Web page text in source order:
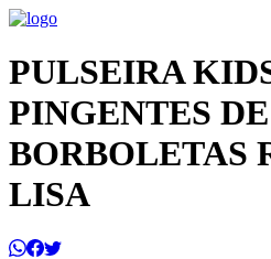
PULSEIRA
PINGENTES DE
BORBOLETAS
LISA